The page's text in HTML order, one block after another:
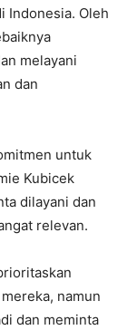
Indonesia. Oleh
melayani
dan
untuk
Kubicek
dilayani dan
relevan.
namun
dan meminta